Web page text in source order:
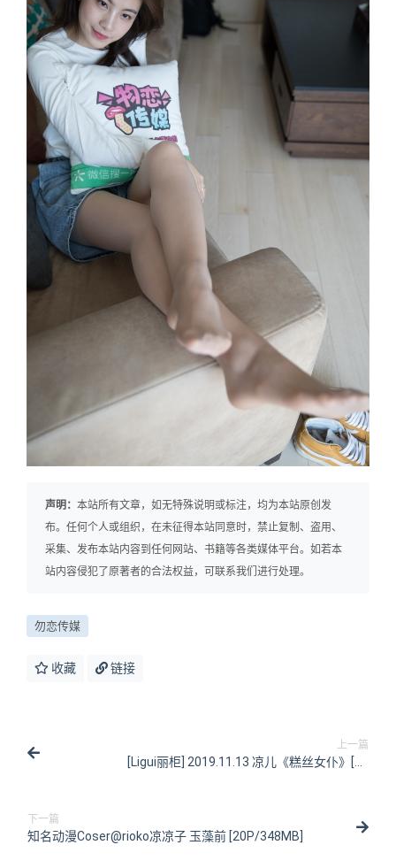
声明： 本站所有文章，如无特殊说明或标注，均为本站原创发
布。任何个人或组织，在未征得本站同意时，禁止复制、盗用、
采集、发布本站内容到任何网站、书籍等各类媒体平台。如若本
站内容侵犯了原著者的合法权益，可联系我们进行处理。
勿恋传媒
收藏 链接
上一篇
[Ligui丽柜] 2019.11.13 凉儿《糕丝女仆》[76
下一篇
知名动漫Coser@rioko凉凉子 玉藻前 [20P/348MB]